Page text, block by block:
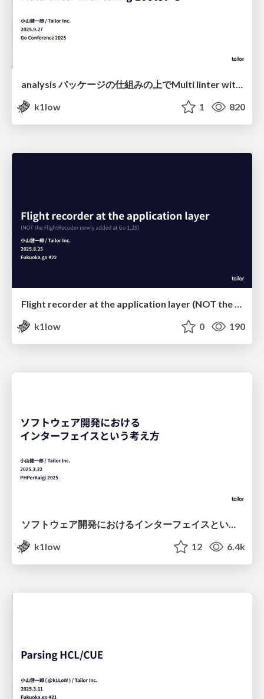
analysis パッケージの仕組みの上でMulti linter with configを実現する / Go Conference 2025
k1low
1 820
Flight recorder at the application layer (NOT the FlightRecoder newly added at Go 1.25) / Fukuoka.go #22
k1low
0 190
ソフトウェア開発におけるインターフェイスという考え方 / PHPerKaigi 2025
k1low
12 6.4k